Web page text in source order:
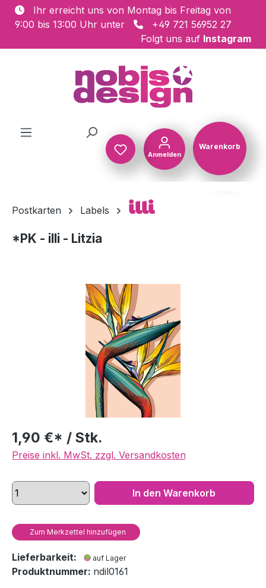
Zum Hauptinhalt springen
Ihr erreicht uns von Montag bis Freitag von
9:00 bis 13:00 Uhr unter
+49 721 56952 27
Folgt uns auf Instagram
Anmelden
Warenkorb
Postkarten Labels illi
*PK - illi - Litzia
Bildergalerie überspringen
1,90 €* / Stk.
Preise inkl. MwSt. zzgl. Versandkosten
In den Warenkorb
Zum Merkzettel hinzufügen
Lieferbarkeit: auf Lager
Produktnummer: ndil0161